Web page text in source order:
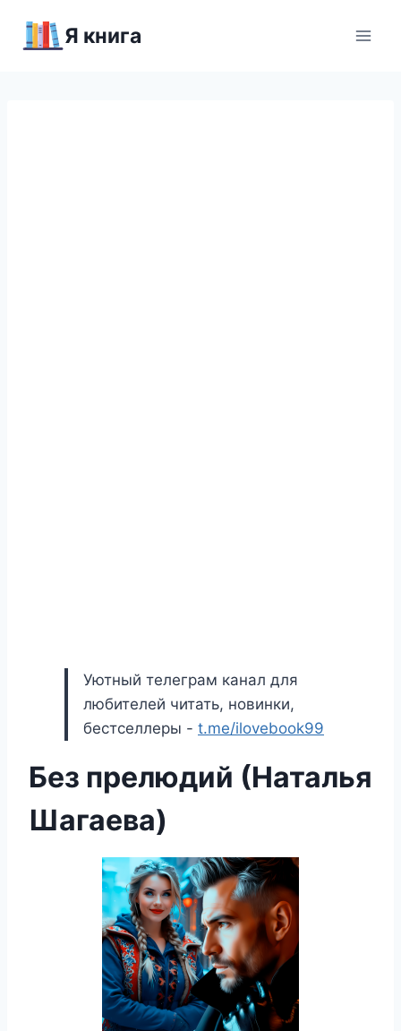
Я книга
Уютный телеграм канал для
любителей читать, новинки,
бестселлеры - t.me/ilovebook99
Без прелюдий (Наталья
Шагаева)